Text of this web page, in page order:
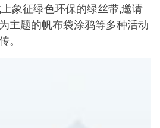
象征绿色环保的绿丝带,邀请
主题的帆布袋涂鸦等多种活动
。